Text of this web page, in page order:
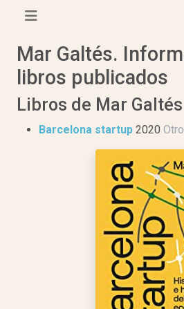
Mar Galtés.
libros publicados
Libros de Mar Galtés
Barcelona startup 2020